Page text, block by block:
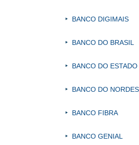
BANCO DIGIMAIS
BANCO DO BRASIL
BANCO DO
BANCO DO
BANCO FIBRA
BANCO GENIAL